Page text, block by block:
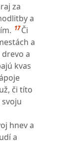
za
a
17 Či
a
a
kvas
či títo
hnev a
a